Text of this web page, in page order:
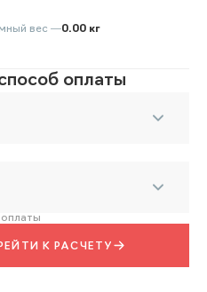
вес —0.00 кг
оплаты
К РАСЧЕТУ